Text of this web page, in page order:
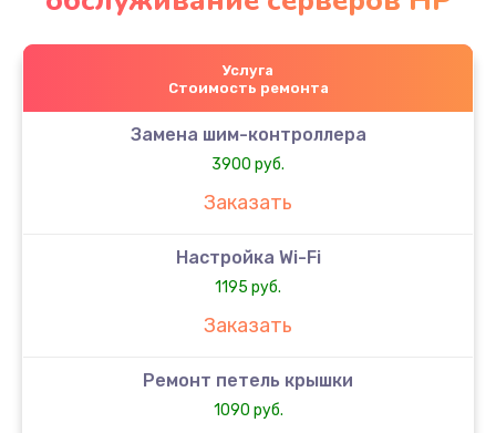
Услуга
Стоимость ремонта
Замена шим-контроллера
3900 руб.
Заказать
Настройка Wi-Fi
1195 руб.
Заказать
Ремонт петель крышки
1090 руб.